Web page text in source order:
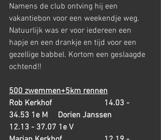
Namens de club ontving hij een
vakantiebon voor een weekendje weg.
Natuurlijk was er voor iedereen een
hapje en een drankje en tijd voor een
gezellige babbel. Kortom een geslaagde
ochtend!!
500 zwemmen+5km rennen
Rob Kerkhof                          14.03 -
34.53 1e M     Dorien Janssen
12.13 - 37.07 1e V